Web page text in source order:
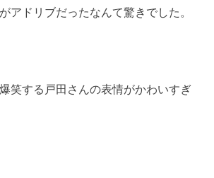
アドリブだったなんて驚きでした。
笑する戸田さんの表情がかわいすぎ